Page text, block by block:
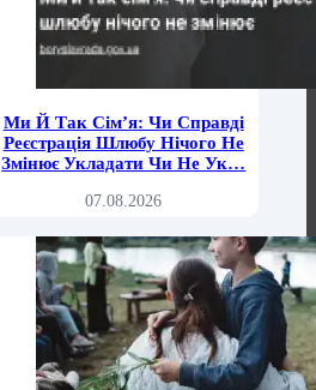
Ми Й Так Сім’я: Чи Справді
Реєстрація Шлюбу Нічого Не
Змінює Укладати Чи Не Ук…
07.08.2026